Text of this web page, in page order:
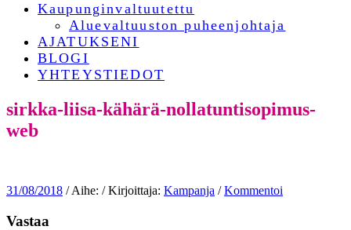
Kaupunginvaltuutettu
Aluevaltuuston puheenjohtaja
AJATUKSENI
BLOGI
YHTEYSTIEDOT
sirkka-liisa-kähärä-nollatuntisopimus-
web
31/08/2018 / Aihe: / Kirjoittaja: Kampanja /Kommentoi
Vastaa